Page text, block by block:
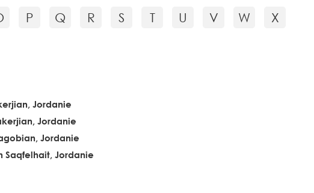
P Q R S T U V W
X
Jordanie
Jordanie
Jordanie
Saqfelhait, Jordanie